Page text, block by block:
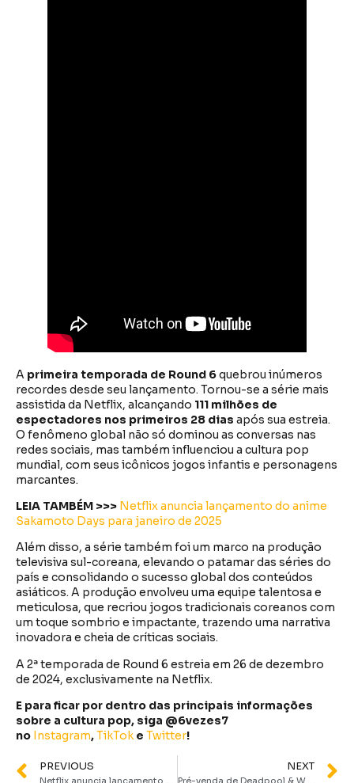
A primeira temporada de Round 6quebrou inúmeros
recordes desde seu lançamento. Tornou-se a série mais
assistida da Netflix, alcançando 111 milhões de
espectadores nos primeiros 28 dias após sua estreia.
O fenômeno global não só dominou as conversas nas
redes sociais, mas também influenciou a cultura pop
mundial, com seus icônicos jogos infantis e personagens
marcantes.
LEIA TAMBÉM >>> Netflix anuncia lançamento do anime
Sakamoto Days para janeiro de 2025
Além disso, a série também foi um marco na produção
televisiva sul-coreana, elevando o patamar das séries do
país e consolidando o sucesso global dos conteúdos
asiáticos. A produção envolveu uma equipe talentosa e
meticulosa, que recriou jogos tradicionais coreanos com
um toque sombrio e impactante, trazendo uma narrativa
inovadora e cheia de críticas sociais.
A 2ª temporada de Round 6 estreia em 26 de dezembro
de 2024, exclusivamente na Netflix.
E para ficar por dentro das principais informações
sobre a cultura pop, siga @6vezes7
no Instagram,TikToke Twitter!
PREVIOUS NEXT
Pré-venda de Deadpool & Wolverine se torna a maior da Marvel em 2 anos